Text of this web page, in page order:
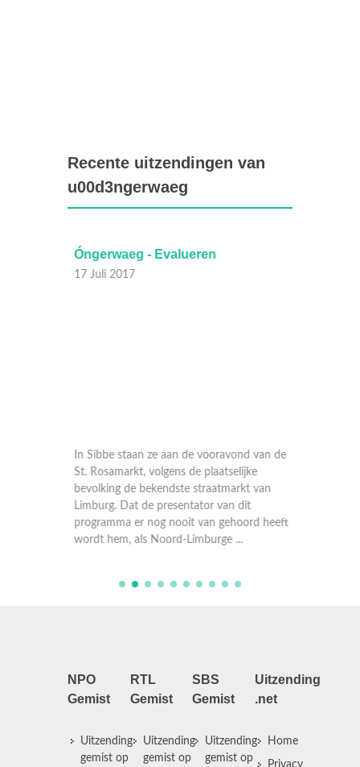
Recente uitzendingen van
u00d3ngerwaeg
Óngerwaeg - Evalueren
17 Juli 2017
St. Rosamarkt, volgens de plaatselijke
bevolking de bekendste straatmarkt van
Limburg. Dat de presentator van dit
programma er nog nooit van gehoord heeft
wordt hem, als Noord-Limburge ...
NPO
Gemist
Uitzending
gemist op
RTL
Gemist
Uitzending
gemist op
SBS
Gemist
Uitzending
gemist op
Uitzending
.net
Home
Privacy